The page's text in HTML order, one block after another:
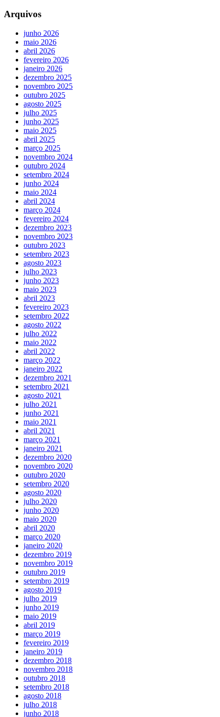
Arquivos
junho 2026
maio 2026
abril 2026
fevereiro 2026
janeiro 2026
dezembro 2025
novembro 2025
outubro 2025
agosto 2025
julho 2025
junho 2025
maio 2025
abril 2025
março 2025
novembro 2024
outubro 2024
setembro 2024
junho 2024
maio 2024
abril 2024
março 2024
fevereiro 2024
dezembro 2023
novembro 2023
outubro 2023
setembro 2023
agosto 2023
julho 2023
junho 2023
maio 2023
abril 2023
fevereiro 2023
setembro 2022
agosto 2022
julho 2022
maio 2022
abril 2022
março 2022
janeiro 2022
dezembro 2021
setembro 2021
agosto 2021
julho 2021
junho 2021
maio 2021
abril 2021
março 2021
janeiro 2021
dezembro 2020
novembro 2020
outubro 2020
setembro 2020
agosto 2020
julho 2020
junho 2020
maio 2020
abril 2020
março 2020
janeiro 2020
dezembro 2019
novembro 2019
outubro 2019
setembro 2019
agosto 2019
julho 2019
junho 2019
maio 2019
abril 2019
março 2019
fevereiro 2019
janeiro 2019
dezembro 2018
novembro 2018
outubro 2018
setembro 2018
agosto 2018
julho 2018
junho 2018